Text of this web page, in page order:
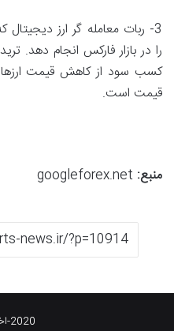
3- ربات معامله گر ارز
را در بازار فارکس انجام دهد.
کسب سود از کاهش قیمت
قیمت است.
منبع:
2020-اخبار ورزشی